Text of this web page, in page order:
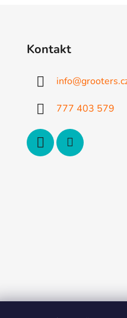
Kontakt
info@
777 403 579